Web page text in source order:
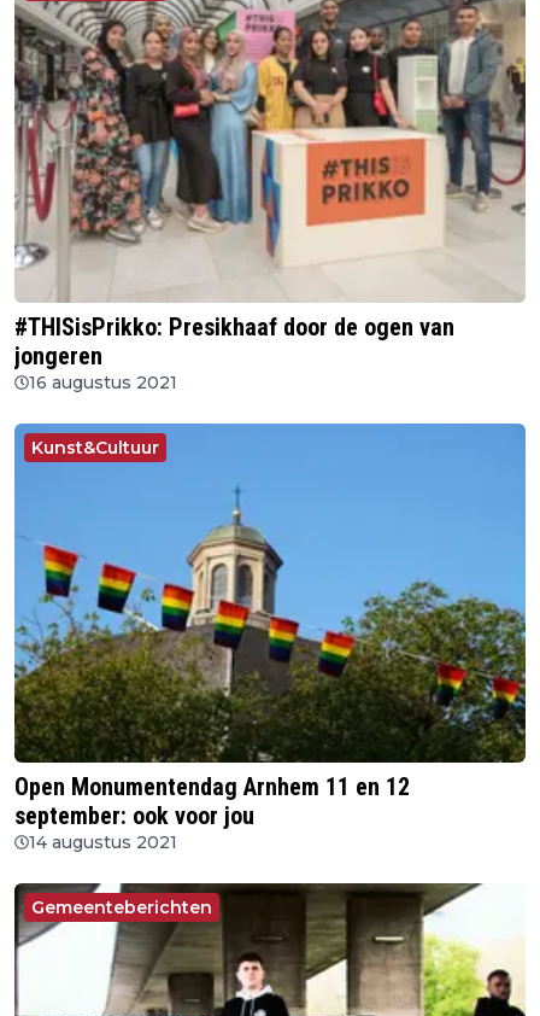
#THISisPrikko: Presikhaaf door de ogen van
jongeren
16 augustus 2021
Kunst&Cultuur
Open Monumentendag Arnhem 11 en 12
september: ook voor jou
14 augustus 2021
Gemeenteberichten